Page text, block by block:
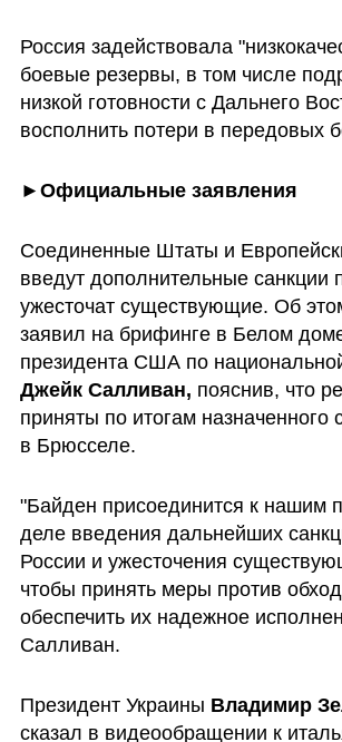
Россия задействовала
боевые резервы, в том числе
низкой готовности с Дальнего
восполнить потери в передовых
► Официальные заявления
Соединенные Штаты и
введут дополнительные санкции
ужесточат существующие. Об
заявил на брифинге в Белом
Джейк Салливан, пояснив, что
приняты по итогам
в Брюсселе.
"Байден присоединится к нашим
деле введения дальнейших
России и ужесточения
чтобы принять меры против
обеспечить их надежное
Салливан.
Президент Украины Владимир
сказал в видеообращении к